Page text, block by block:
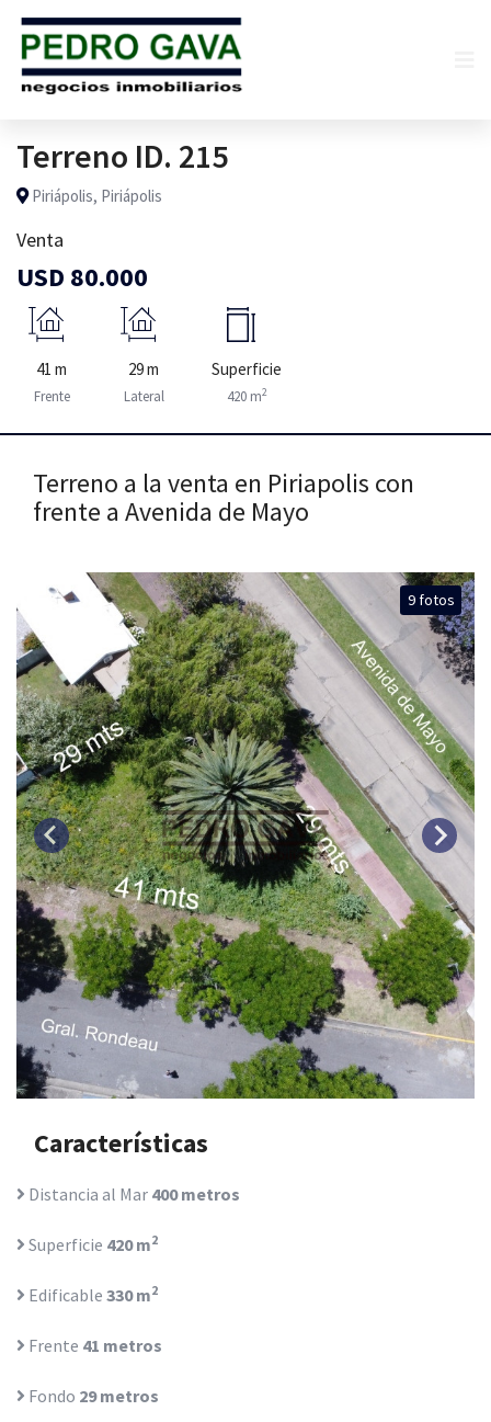
Terreno ID. 215
Piriápolis, Piriápolis
Venta
USD 80.000
41 m
Frente
29 m
Lateral
Superficie
420 m2
Terreno a la venta en Piriapolis con
frente a Avenida de Mayo
9 fotos
Características
Distancia al Mar 400 metros
Superficie 420 m2
Edificable 330 m2
Frente 41 metros
Fondo 29 metros